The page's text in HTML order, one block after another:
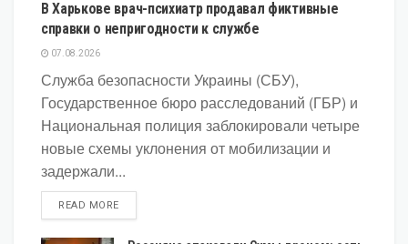
В Харькове врач-психиатр продавал фиктивные
справки о непригодности к службе
07.08.2026
Служба безопасности Украины (СБУ),
Государственное бюро расследований (ГБР) и
Национальная полиция заблокировали четыре
новые схемы уклонения от мобилизации и
задержали...
READ MOREDETAILS